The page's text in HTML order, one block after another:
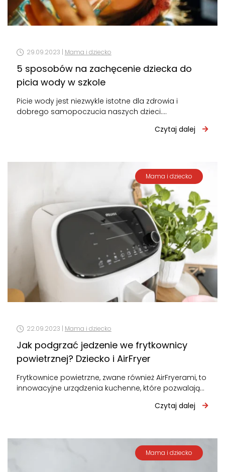
29.09.2023 | Mama i dziecko
5 sposobów na zachęcenie dziecka do
picia wody w szkole
Picie wody jest niezwykle istotne dla zdrowia i
dobrego samopoczucia naszych dzieci.
Czytaj dalej
Mama i dziecko
22.09.2023 | Mama i dziecko
Jak podgrzać jedzenie we frytkownicy
powietrznej? Dziecko i AirFryer
Frytkownice powietrzne, zwane również AirFryerami, to
innowacyjne urządzenia kuchenne, które pozwalają
Czytaj dalej
Mama i dziecko